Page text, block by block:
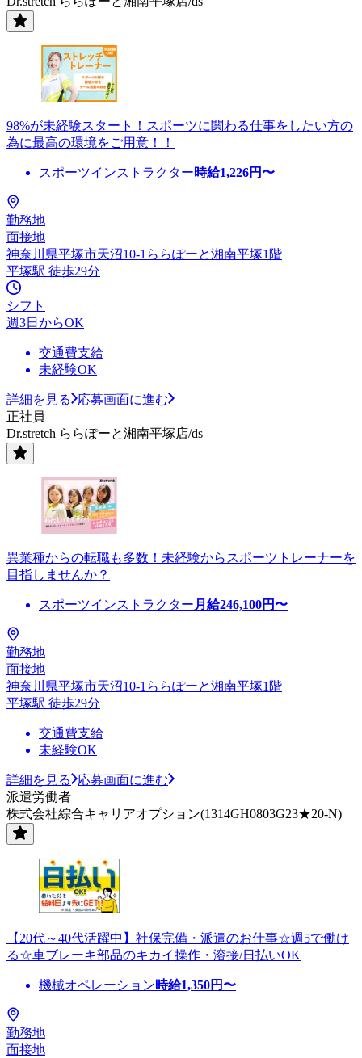
98%が未経験スタート！スポーツに関わる仕事をしたい方の
為に最高の環境をご用意！！
スポーツインストラクター時給1,226円〜
勤務地
面接地
神奈川県平塚市天沼10-1ららぽーと湘南平塚1階
平塚駅 徒歩29分
シフト
週3日からOK
交通費支給
未経験OK
詳細を見る
応募画面に進む
正社員
Dr.stretch ららぽーと湘南平塚店/ds
異業種からの転職も多数！未経験からスポーツトレーナーを
目指しませんか？
スポーツインストラクター 月給246,100円〜
勤務地
面接地
神奈川県平塚市天沼10-1ららぽーと湘南平塚1階
平塚駅 徒歩29分
交通費支給
未経験OK
詳細を見る
応募画面に進む
派遣労働者
株式会社綜合キャリアオプション(1314GH0803G23★20-N)
【20代～40代活躍中】社保完備・派遣のお仕事☆週5で働け
る☆車ブレーキ部品のキカイ操作・溶接/日払いOK
機械オペレーション時給1,350円〜
勤務地
面接地